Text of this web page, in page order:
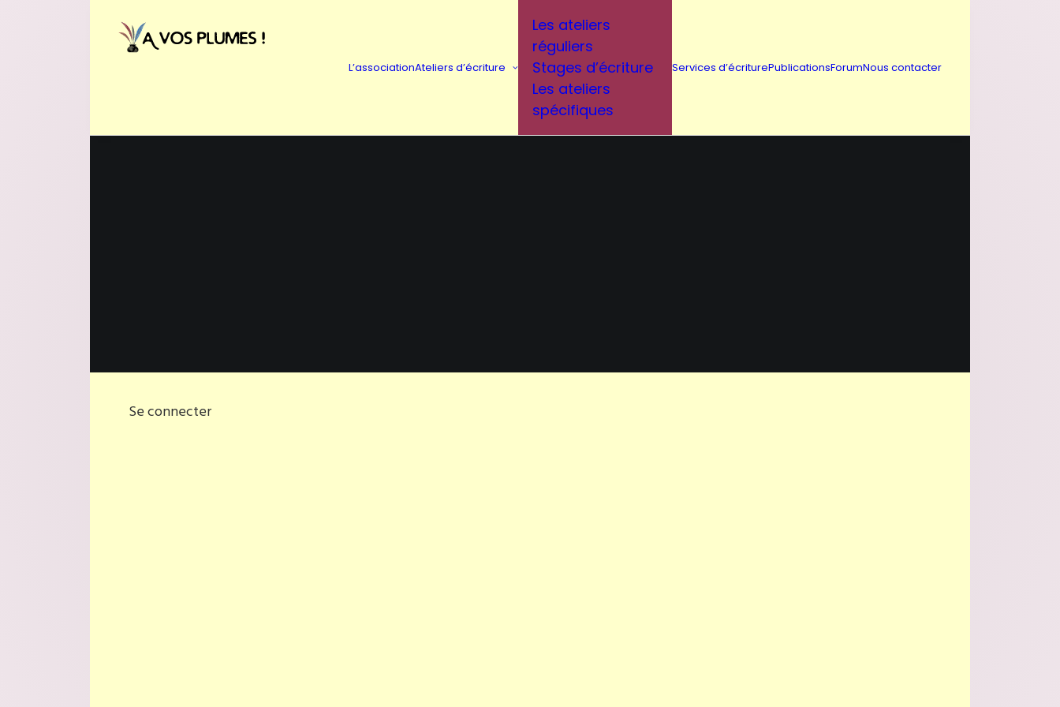
L’associationAteliers d’écriture
Les ateliers
réguliers
Stages d’écriture
Les ateliers
spécifiques
Services d’écriturePublicationsForumNous contacter
Se connecter